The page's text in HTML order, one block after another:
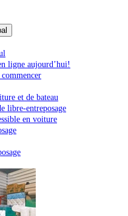
ligne aujourd’hui!
et de bateau
libre-entreposage
en voiture